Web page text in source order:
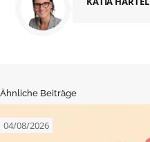
Ähnliche Beiträge
04/08/2026